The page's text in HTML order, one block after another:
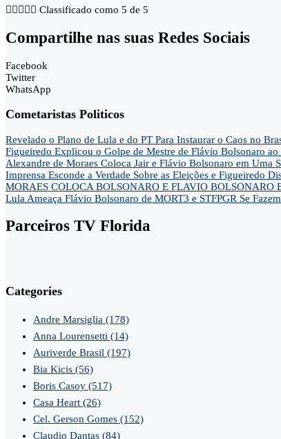
     Classificado como 5 de 5
Compartilhe nas suas Redes Sociais
Facebook
Twitter
WhatsApp
Cometaristas Politicos
Revelado o Plano de Lula e do PT Para Instaurar o Caos no
Figueiredo Explicou o Golpe de Mestre de Flávio Bolsonaro
Alexandre de Moraes Coloca Jair e Flávio Bolsonaro em Uma
Imprensa Esconde a Verdade Sobre as Eleições e Figueiredo
MORAES COLOCA BOLSONARO E FLAVIO BOLSONARO
Lula Ameaça Flávio Bolsonaro de MORT3 e STFPGR Se
Parceiros TV Florida
Categories
Andre Marsiglia (178)
Anna Lourensetti (14)
Auriverde Brasil (197)
Bia Kicis (56)
Boris Casoy (517)
Casa Heart (26)
Cel. Gerson Gomes (152)
Claudio Dantas (84)